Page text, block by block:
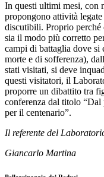
In questi ultimi mesi, con
propongono attività
discutibili. Proprio perché
sia il modo più corretto
campi di battaglia dove si
morte e di sofferenza),
stati visitati, si deve
questi visitatori, il
proporre un dibattito tra
conferenza dal titolo
per il centenario”.
Il referente del
Giancarlo Martina